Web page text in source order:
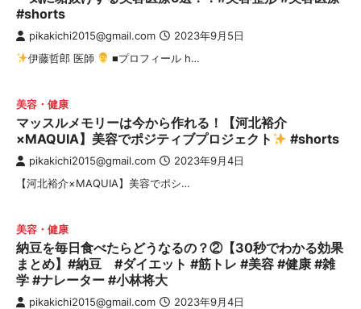
#shorts
pikakichi2015@gmail.com 2023年9月5日
伊藤哲郎 医師 ■プロフィール h…
美容・健康
マッスルメモリーは今から作れる！【河北裕介
×MAQUIA】美容でポジティブプロジェクト
#shorts
pikakichi2015@gmail.com 2023年9月4日
【河北裕介×MAQUIA】美容でポシ…
美容・健康
納豆を毎日食べたらどうなるの？②【30秒でわかる効果
まとめ】#納豆 #ダイエット #筋トレ #美容 #健康 #雑
学 #ナレーター #小林将大
pikakichi2015@gmail.com 2023年9月4日